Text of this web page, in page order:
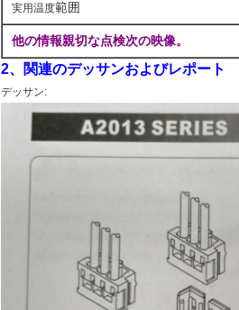
実用温度範囲
他の情報親切な点検次の映像。
2、関連のデッサンおよびレポート
デッサン: